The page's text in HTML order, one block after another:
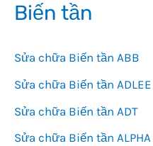
Biến tần
Sửa chữa Biến tần ABB
Sửa chữa Biến tần ADLEE
Sửa chữa Biến tần ADT
Sửa chữa Biến tần ALPHA